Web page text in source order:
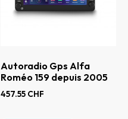
Autoradio Gps Alfa
Roméo 159 depuis 2005
457.55 CHF